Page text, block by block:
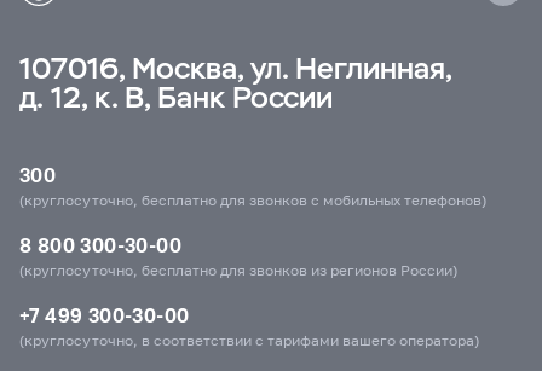
107016, Москва, ул. Неглинная,
д. 12, к. В, Банк России
300
(круглосуточно, бесплатно для звонков с мобильных телефонов)
8 800 300-30-00
(круглосуточно, бесплатно для звонков из регионов России)
+7 499 300-30-00
(круглосуточно, в соответствии с тарифами вашего оператора)